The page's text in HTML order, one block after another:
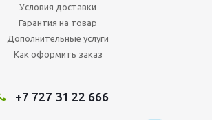
Условия доставки
Гарантия на товар
Дополнительные услуги
Как оформить заказ
+7 727 31 22 666